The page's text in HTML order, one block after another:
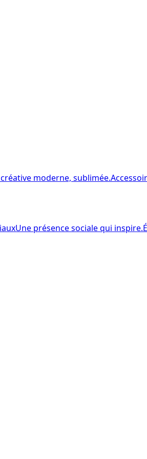
moderne, sublimée.
Une présence sociale qui inspire.